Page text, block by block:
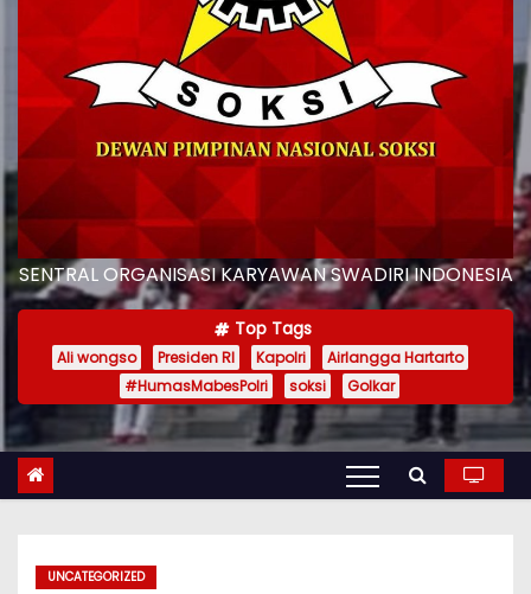
SENTRAL ORGANISASI KARYAWAN SWADIRI INDONESIA
Top Tags
Ali wongso Presiden RI Kapolri
Airlangga Hartarto
#HumasMabesPolri
soksi Golkar
UNCATEGORIZED